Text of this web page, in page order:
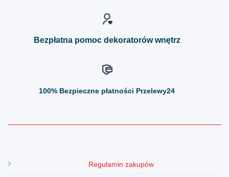
Bezpłatna pomoc dekoratorów wnętrz
100% Bezpieczne płatności Przelewy24
Regulamin zakupów